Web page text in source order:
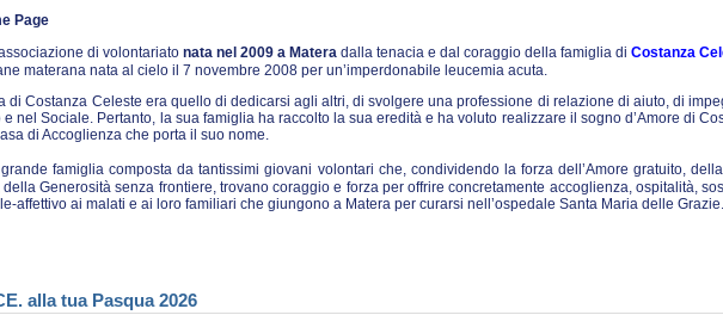
Page
di volontariato nata nel 2009 a Matera dalla tenacia e dal coraggio della famiglia di Costanza
materana nata al cielo il 7 novembre 2008 per un’imperdonabile leucemia acuta.
di Costanza Celeste era quello di dedicarsi agli altri, di svolgere una professione di relazione di aiuto, di
e nel Sociale. Pertanto, la sua famiglia ha raccolto la sua eredità e ha voluto realizzare il sogno d’Amore di
di Accoglienza che porta il suo nome.
famiglia composta da tantissimi giovani volontari che, condividendo la forza dell’Amore gratuito,
Generosità senza frontiere, trovano coraggio e forza per offrire concretamente accoglienza, ospitalità,
affettivo ai malati e ai loro familiari che giungono a Matera per curarsi nell’ospedale Santa Maria delle Grazie.
alla tua Pasqua 2026